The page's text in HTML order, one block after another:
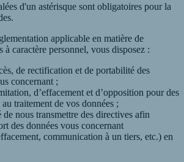
d'un astérisque sont obligatoires pour la
applicable en matière de
à caractère personnel, vous disposez :
de rectification et de portabilité des
concernant ;
d’effacement et d’opposition pour des
traitement de vos données ;
nous transmettre des directives afin
des données vous concernant
communication à un tiers, etc.) en